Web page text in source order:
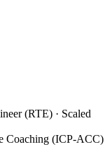
(RTE) · Scaled
Coaching (ICP-ACC)